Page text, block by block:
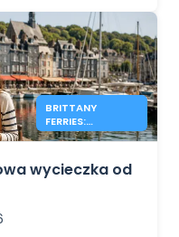
BRITTANY
FERRIES:
JEDNODNIOWE
ANGLII OD 41€
wycieczka od